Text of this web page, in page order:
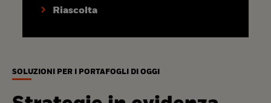
Riascolta
SOLUZIONI PER I PORTAFOGLI DI OGGI